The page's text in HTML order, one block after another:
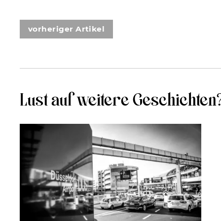
vorheriger Artikel
Lust auf weitere